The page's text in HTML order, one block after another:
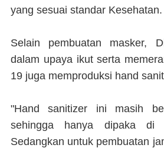
yang sesuai standar Kesehatan.
Selain pembuatan masker,
dalam upaya ikut serta
19 juga memproduksi hand
"Hand sanitizer ini masih
sehingga hanya dipaka di
Sedangkan untuk pembuatan